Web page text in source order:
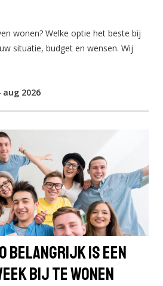
wonen? Welke optie het beste bij
situatie, budget en wensen. Wij
aug 2026
belangrijk is een
bij te wonen